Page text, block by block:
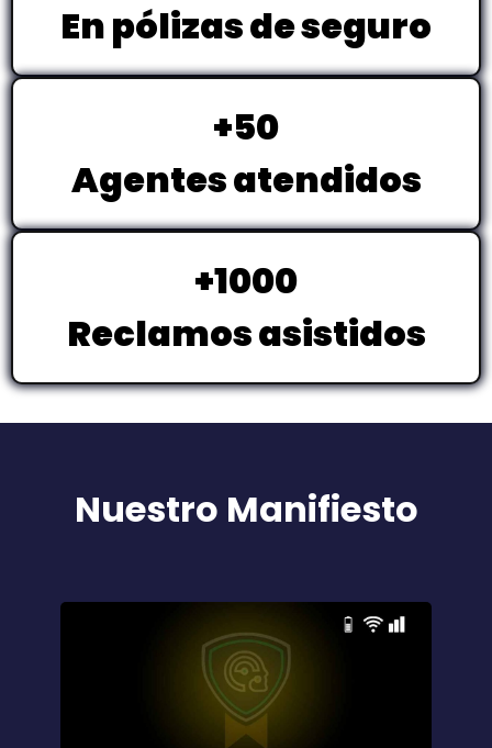
En pólizas de seguro
+50
Agentes atendidos
+1000
Reclamos asistidos
Nuestro Manifiesto